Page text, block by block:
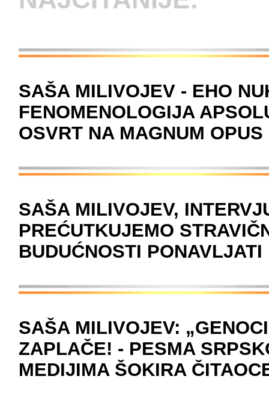
SAŠA MILIVOJEV - EHO
FENOMENOLOGIJA
OSVRT NA MAGNUM
SAŠA MILIVOJEV,
PREĆUTKUJEMO
BUDUĆNOSTI PONAVLJATI
SAŠA MILIVOJEV:
ZAPLAČE! - PESMA
MEDIJIMA ŠOKIRA